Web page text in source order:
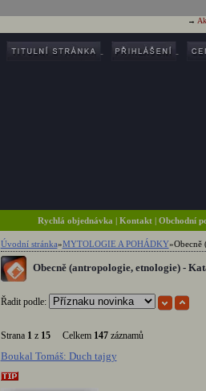
→
Rychlá objednávka | Kontakt | Obchodní
Úvodní stránka»MYTOLOGIE A POHÁDKY»Obecně
Obecně (antropologie, etnologie) -
Řadit podle:
Strana 1 z 15Celkem 147záznamů
Boukal Tomáš: Duch tajgy